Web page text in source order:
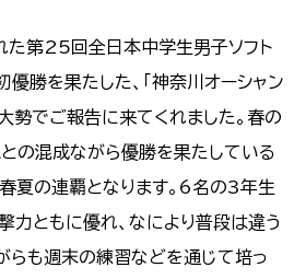
第25回全日本中学生男子ソフト
勝を果たした、「神奈川オーシャン
勢でご報告に来てくれました。春の
の混成ながら優勝を果たしている
夏の連覇となります。6名の3年生
力ともに優れ、なにより普段は違う
らも週末の練習などを通じて培っ